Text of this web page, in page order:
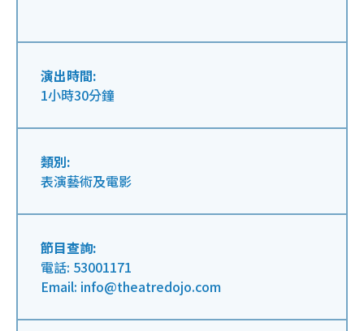
演出時間:
1小時30分鐘
類別:
表演藝術及電影
節目查詢:
電話: 53001171
Email: info@theatredojo.com